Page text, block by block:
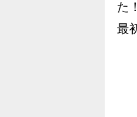
た！
最